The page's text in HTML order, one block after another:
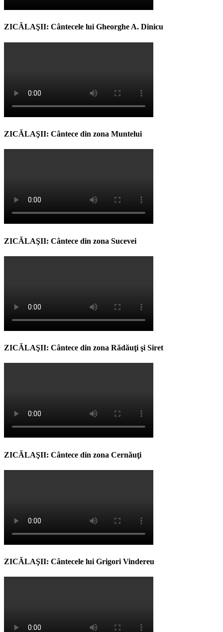
ZICĂLAŞII: Cântecele lui Gheorghe A. Dinicu
ZICĂLAŞII: Cântece din zona Muntelui
ZICĂLAŞII: Cântece din zona Sucevei
ZICĂLAŞII: Cântece din zona Rădăuţi şi Siret
ZICĂLAŞII: Cântece din zona Cernăuţi
ZICĂLAŞII: Cântecele lui Grigori Vindereu